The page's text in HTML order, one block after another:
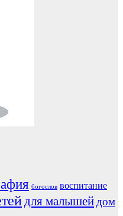
богослов воспитание
для малышей дом